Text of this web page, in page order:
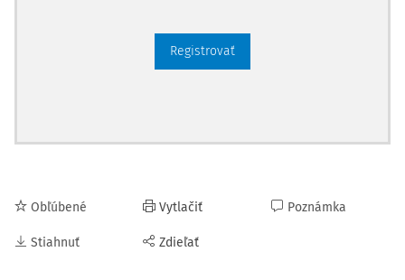
Registrovať
Obľúbené
Stiahnuť
Vytlačiť
Zdieľať
Poznámka